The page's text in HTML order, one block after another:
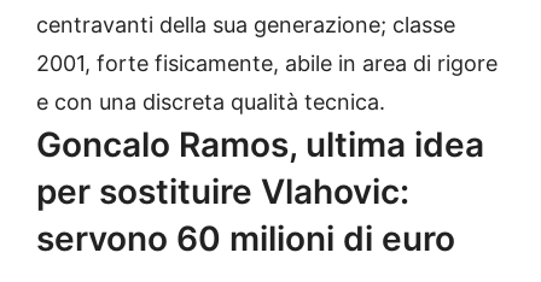
centravanti della sua generazione; classe
2001, forte fisicamente, abile in area di rigore
e con una discreta qualità tecnica.
Goncalo Ramos, ultima idea
per sostituire Vlahovic:
servono 60 milioni di euro